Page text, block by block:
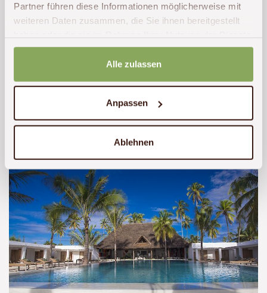
Partner führen diese Informationen möglicherweise mit
weiteren Daten zusammen, die Sie ihnen bereitgestellt
gesammelt haben.
Alle zulassen
Anpassen
Ablehnen